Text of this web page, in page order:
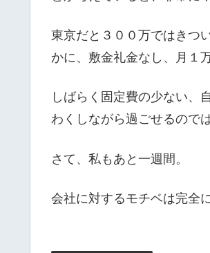
東京だと３００万ではきつ
かに、敷金礼金なし、月１
しばらく固定費の少ない、
わくしながら過ごせるので
さて、私もあと一週間。
会社に対するモチベは完全